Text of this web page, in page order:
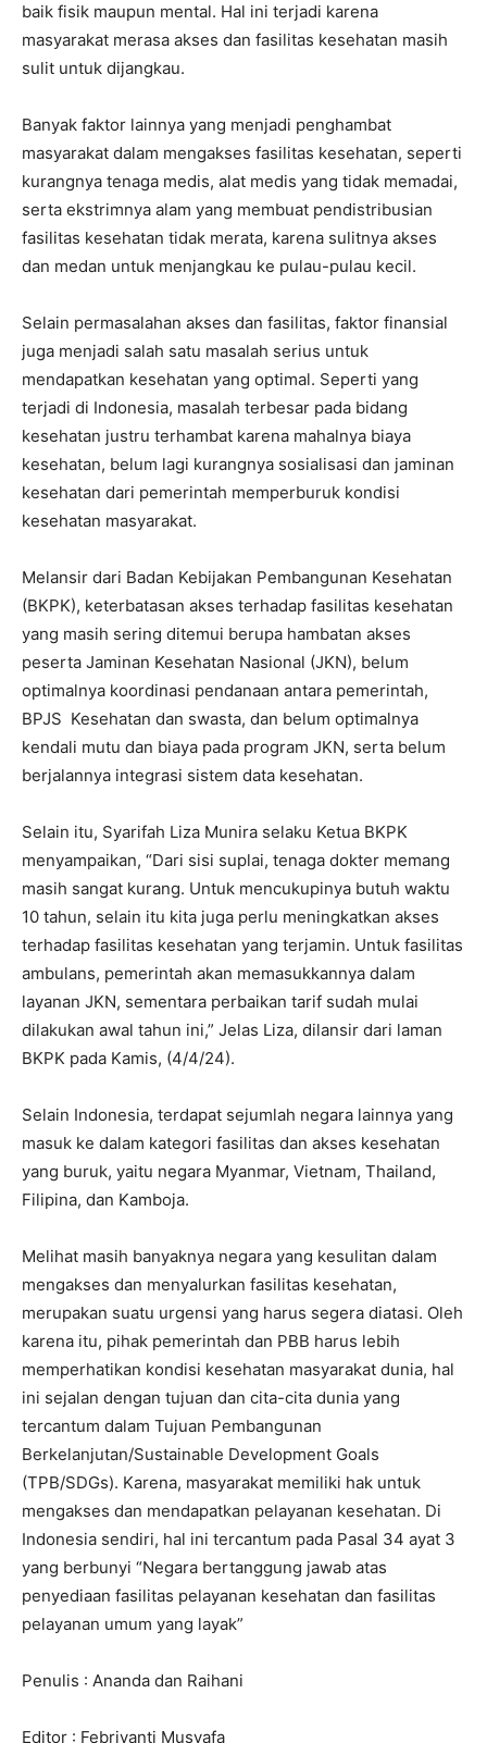
baik fisik maupun mental. Hal ini terjadi karena
masyarakat merasa akses dan fasilitas kesehatan masih
sulit untuk dijangkau.
Banyak faktor lainnya yang menjadi penghambat
masyarakat dalam mengakses fasilitas kesehatan, seperti
kurangnya tenaga medis, alat medis yang tidak memadai,
serta ekstrimnya alam yang membuat pendistribusian
fasilitas kesehatan tidak merata, karena sulitnya akses
dan medan untuk menjangkau ke pulau-pulau kecil.
Selain permasalahan akses dan fasilitas, faktor finansial
juga menjadi salah satu masalah serius untuk
mendapatkan kesehatan yang optimal. Seperti yang
terjadi di Indonesia, masalah terbesar pada bidang
kesehatan justru terhambat karena mahalnya biaya
kesehatan, belum lagi kurangnya sosialisasi dan jaminan
kesehatan dari pemerintah memperburuk kondisi
kesehatan masyarakat.
Melansir dari Badan Kebijakan Pembangunan Kesehatan
(BKPK), keterbatasan akses terhadap fasilitas kesehatan
yang masih sering ditemui berupa hambatan akses
peserta Jaminan Kesehatan Nasional (JKN), belum
optimalnya koordinasi pendanaan antara pemerintah,
BPJS Kesehatan dan swasta, dan belum optimalnya
kendali mutu dan biaya pada program JKN, serta belum
berjalannya integrasi sistem data kesehatan.
Selain itu, Syarifah Liza Munira selaku Ketua BKPK
menyampaikan, “Dari sisi suplai, tenaga dokter memang
masih sangat kurang. Untuk mencukupinya butuh waktu
10 tahun, selain itu kita juga perlu meningkatkan akses
terhadap fasilitas kesehatan yang terjamin. Untuk fasilitas
ambulans, pemerintah akan memasukkannya dalam
layanan JKN, sementara perbaikan tarif sudah mulai
dilakukan awal tahun ini,” Jelas Liza, dilansir dari laman
BKPK pada Kamis, (4/4/24).
Selain Indonesia, terdapat sejumlah negara lainnya yang
masuk ke dalam kategori fasilitas dan akses kesehatan
yang buruk, yaitu negara Myanmar, Vietnam, Thailand,
Filipina, dan Kamboja.
Melihat masih banyaknya negara yang kesulitan dalam
mengakses dan menyalurkan fasilitas kesehatan,
merupakan suatu urgensi yang harus segera diatasi. Oleh
karena itu, pihak pemerintah dan PBB harus lebih
memperhatikan kondisi kesehatan masyarakat dunia, hal
ini sejalan dengan tujuan dan cita-cita dunia yang
tercantum dalam Tujuan Pembangunan
Berkelanjutan/Sustainable Development Goals
(TPB/SDGs). Karena, masyarakat memiliki hak untuk
mengakses dan mendapatkan pelayanan kesehatan. Di
Indonesia sendiri, hal ini tercantum pada Pasal 34 ayat 3
yang berbunyi “Negara bertanggung jawab atas
penyediaan fasilitas pelayanan kesehatan dan fasilitas
pelayanan umum yang layak”
Penulis : Ananda dan Raihani
Editor : Febriyanti Musyafa